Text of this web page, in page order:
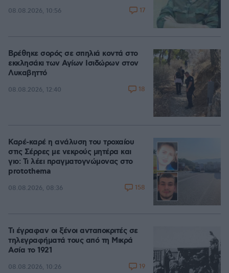
08.08.2026, 10:56 17
Βρέθηκε σορός σε σπηλιά κοντά στο
εκκλησάκι των Αγίων Ισιδώρων στον
Λυκαβηττό
08.08.2026, 12:40 18
Καρέ-καρέ η ανάλυση του τροχαίου
στις Σέρρες με νεκρούς μητέρα και
γιο: Τι λέει πραγματογνώμονας στο
protothema
08.08.2026, 08:36 158
Τι έγραφαν οι ξένοι ανταποκριτές σε
τηλεγραφήματά τους από τη Μικρά
Ασία το 1921
08.08.2026, 10:26 19